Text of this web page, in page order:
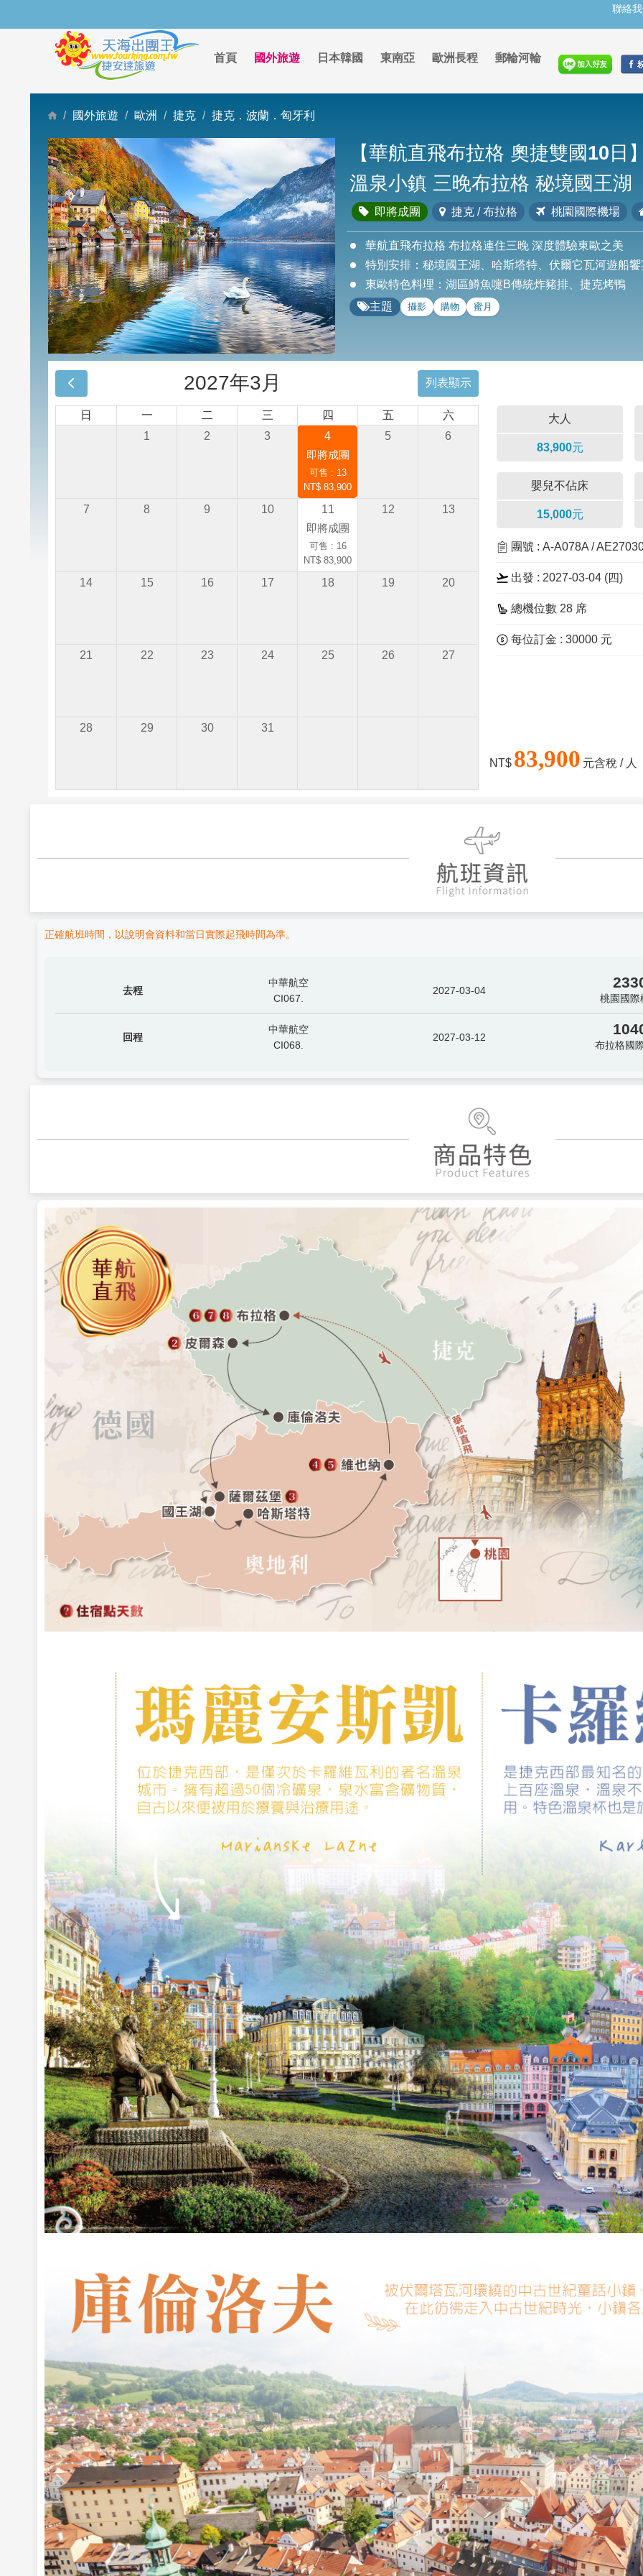
聯絡
首頁 國外旅遊 日本韓國 東南亞 歐洲長程 郵輪河輪
國外旅遊 歐洲 捷克 捷克．波蘭．匈牙利
【華航直飛布拉格 奧捷雙國10
溫泉小鎮 三晚布拉格 秘境國王湖
即將成團 捷克 / 布拉格 桃園國際機場
華航直飛布拉格 布拉格連住三晚 深度體驗東歐之美
特別安排：秘境國王湖、哈斯塔特、伏爾它瓦河遊船饗
東歐特色料理：湖區鱒魚嚏B傳統炸豬排、捷克烤鴨
主題
攝影 購物 蜜月
2027年3月 列表顯示
日 一 二 三 四 五
六
1
2 3
4
即將成團
可售 : 13
NT$ 83,900
5 6
7 8 9 10
11
即將成團
可售 : 16
NT$ 83,900
12 13
14 15 16 17 18 19 20
21 22 23 24 25 26 27
28 29 30 31
大人
83,900元
嬰兒不佔床
15,000元
團號 : A-A078A /
出發 : 2027-03-04 (四)
總機位數 28 席
每位訂金 : 30000 元
NT$ 83,900 元含稅 / 人
正確航班時間，以說明會資料和當日實際起飛時間為準。
去程
中華航空
CI067.
2027-03-04
桃園國際
回程
中華航空
CI068.
2027-03-12
布拉格國